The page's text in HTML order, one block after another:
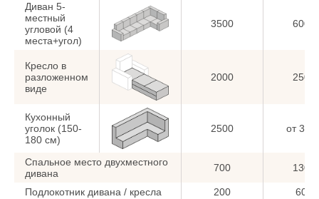
Диван 5-
местный
угловой (4
места+угол)
3500 6000
Кресло в
разложенном
виде
2000 2500
Кухонный
уголок (150-
180 см)
2500 от
Спальное место двухместного
дивана
700 1300
Подлокотник дивана / кресла 200
600